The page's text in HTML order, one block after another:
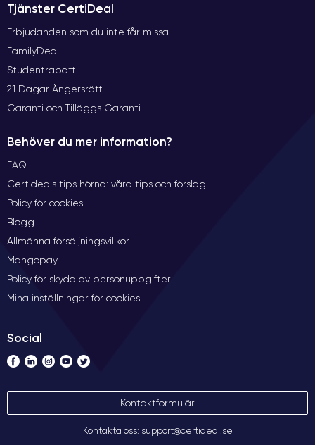
Tjänster CertiDeal
Erbjudanden som du inte får missa
FamilyDeal
Studentrabatt
21 Dagar Ångersrätt
Garanti och Tilläggs Garanti
Behöver du mer information?
FAQ
Certideals tips hörna: våra tips och förslag
Policy för cookies
Blogg
Allmänna försäljningsvillkor
Mangopay
Policy för skydd av personuppgifter
Mina inställningar för cookies
Social
Kontaktformulär
Kontakta oss: support@certideal.se